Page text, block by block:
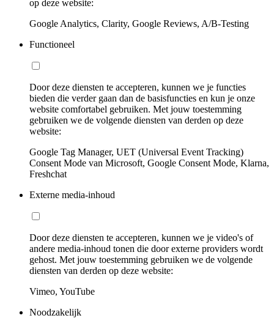
op deze website:
Google Analytics, Clarity, Google Reviews, A/B-Testing
Functioneel
Door deze diensten te accepteren, kunnen we je functies
bieden die verder gaan dan de basisfuncties en kun je onze
website comfortabel gebruiken. Met jouw toestemming
gebruiken we de volgende diensten van derden op deze
website:
Google Tag Manager, UET (Universal Event Tracking)
Consent Mode van Microsoft, Google Consent Mode, Klarna,
Freshchat
Externe media-inhoud
Door deze diensten te accepteren, kunnen we je video's of
andere media-inhoud tonen die door externe providers wordt
gehost. Met jouw toestemming gebruiken we de volgende
diensten van derden op deze website:
Vimeo, YouTube
Noodzakelijk